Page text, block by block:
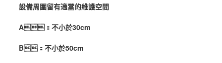
設備周圍留有適當的維護空間
A：不小於30cm
B：不小於50cm